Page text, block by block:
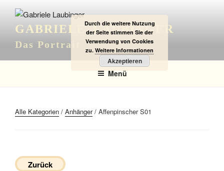
Inhalt
springenGABRIELE LAUBINGER
Das Portrait
Menü
Alle Kategorien / Anhänger/ Affenpinscher S01
Zurück
Durch die weitere Nutzung
der Seite stimmen Sie der
Verwendung von Cookies
zu. Weitere Informationen
Akzeptieren